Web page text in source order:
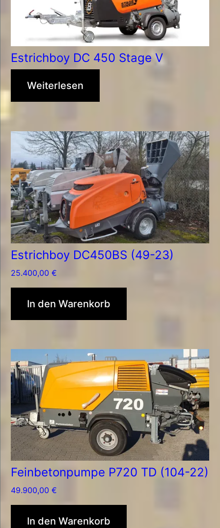
Estrichboy DC 450 Stage V
Weiterlesen
Estrichboy DC450BS (49-23)
25.400,00€
In den Warenkorb
Feinbetonpumpe P720 TD (104-22)
49.900,00€
In den Warenkorb